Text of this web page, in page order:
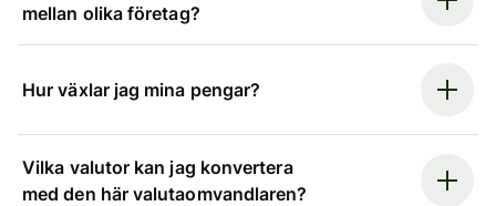
mellan olika företag?
Hur växlar jag mina pengar?
Vilka valutor kan jag konvertera
med den här valutaomvandlaren?